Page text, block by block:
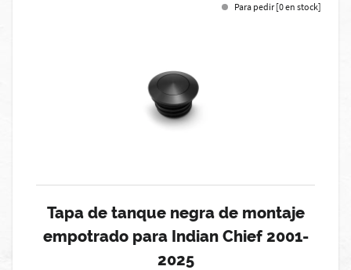
Para pedir [0 en stock]
Tapa de tanque negra de montaje
empotrado para Indian Chief 2001-
2025